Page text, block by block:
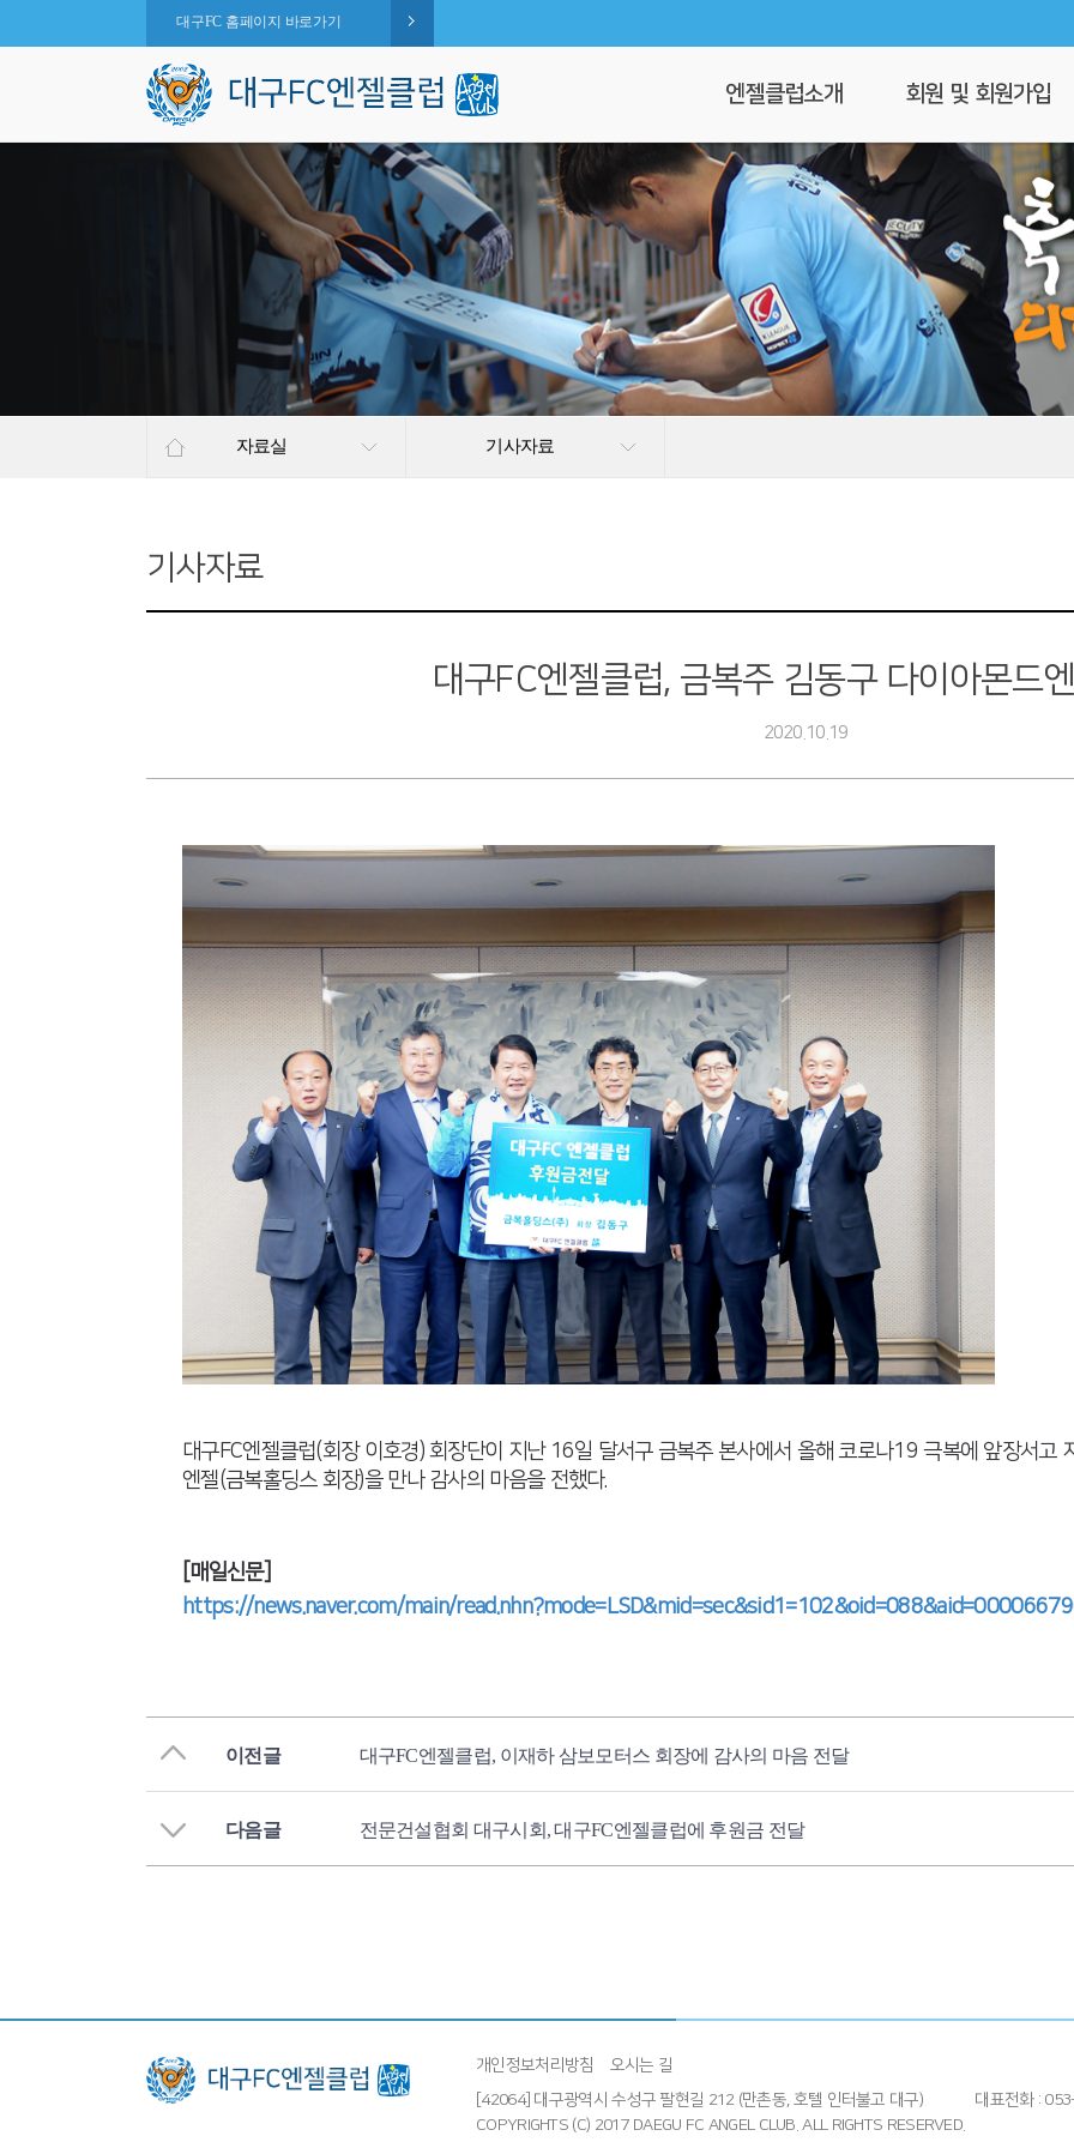
대구FC 홈페이지 바로가기
엔젤클럽소개
회장 인사말
엔젤클럽이란
클럽 조직도
찾아오시는길
회원 및 회원가입
회원가입
회원명부
이 달의 엔젤
자료실 기사자료
기사자료
대구FC엔젤클럽, 금복주 김동구 다이아몬드
2020.10.19
대구FC엔젤클럽(회장 이호경) 회장단이 지난 16일 달서구 금복주 본사에서 올해 코로나19 극복에 앞장서고
엔젤(금복홀딩스 회장)을 만나 감사의 마음을 전했다.
[매일신문]
https://news.naver.com/main/
이전글 대구FC엔젤클럽, 이재하 삼보모터스 회장에 감사의 마음 전달
다음글 전문건설협회 대구시회, 대구FC엔젤클럽에 후원금 전달
개인정보처리방침
오시는 길
[42064] 대구광역시 수성구 팔현길 212 (만촌동, 호텔 인터불고 대구)
대표전화 :
COPYRIGHTS (C) 2017 DAEGU FC ANGEL CLUB. ALL RIGHTS RESERVED.